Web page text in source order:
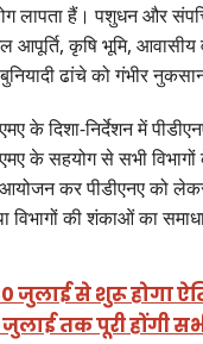
लापता हैं। पशुधन और संपत्ति
कृषि भूमि, आवासीय
ढांचे को गंभीर
के दिशा-निर्देशन में
के सहयोग से सभी
आयोजन कर पीडीएनए को
विभागों की शंकाओं का
जुलाई से शुरू होगा
तक पूरी होंगी